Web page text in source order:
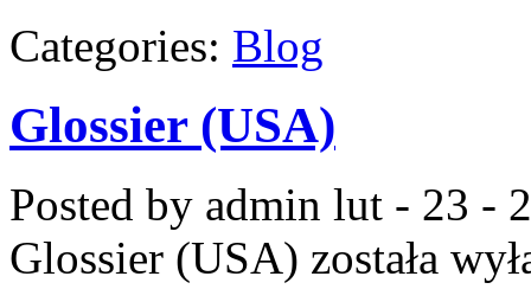
Categories: Blog
Glossier (USA)
Posted by admin lut - 23 -
Glossier (USA) została